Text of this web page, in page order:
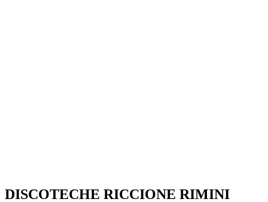
DISCOTECHE RICCIONE RIMINI